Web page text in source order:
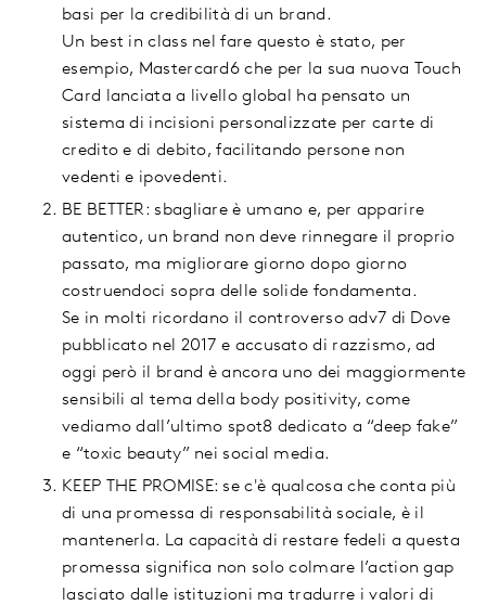
basi per la credibilità di un brand.
Un best in class nel fare questo è stato, per
esempio, Mastercard6 che per la sua nuova Touch
Card lanciata a livello global ha pensato un
sistema di incisioni personalizzate per carte di
credito e di debito, facilitando persone non
vedenti e ipovedenti.
BE BETTER: sbagliare è umano e, per apparire
autentico, un brand non deve rinnegare il proprio
passato, ma migliorare giorno dopo giorno
costruendoci sopra delle solide fondamenta.
Se in molti ricordano il controverso adv7 di Dove
pubblicato nel 2017 e accusato di razzismo, ad
oggi però il brand è ancora uno dei maggiormente
sensibili al tema della body positivity, come
vediamo dall’ultimo spot8 dedicato a “deep fake”
e “toxic beauty” nei social media.
KEEP THE PROMISE: se c'è qualcosa che conta più
di una promessa di responsabilità sociale, è il
mantenerla. La capacità di restare fedeli a questa
promessa significa non solo colmare l’action gap
lasciato dalle istituzioni ma tradurre i valori di